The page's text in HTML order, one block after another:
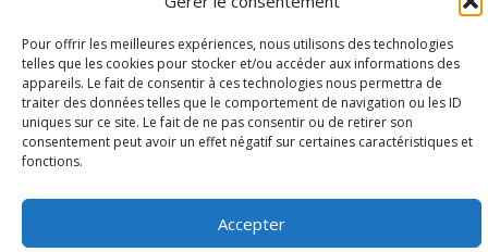
Pour offrir les meilleures expériences, nous utilisons des technologies
telles que les cookies pour stocker et/ou accéder aux informations des
appareils. Le fait de consentir à ces technologies nous permettra de
traiter des données telles que le comportement de navigation ou les ID
uniques sur ce site. Le fait de ne pas consentir ou de retirer son
consentement peut avoir un effet négatif sur certaines caractéristiques et
fonctions.
Accepter
06 Juil 2026
Étude d’évaluabilité des Structures
d’accompagnement à l’autocréation d’emploi (SAACE)
01 Juil 2026
Pénurie du personnel infirmier :quels indicateurs
Wallonie ?